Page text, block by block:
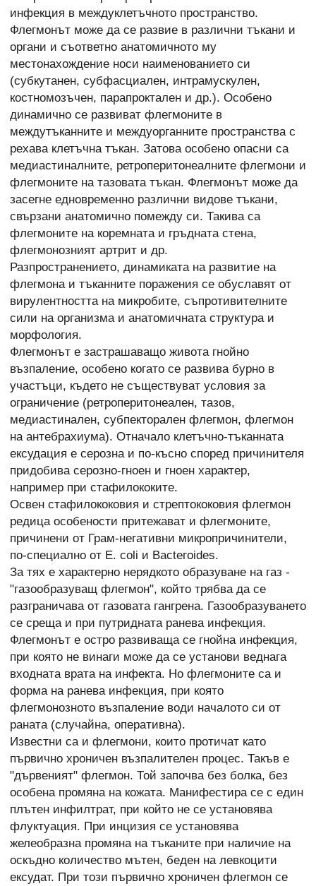
инфекция в междуклетъчното пространство.
Флегмонът може да се развие в различни тъкани и
органи и съответно анатомичното му
местонахождение носи наименованието си
(субкутанен, субфасциален, интрамускулен,
костномозъчен, парапроктален и др.). Особено
динамично се развиват флегмоните в
междутъканните и междуорганните пространства с
рехава клетъчна тъкан. Затова особено опасни са
медиастиналните, ретроперитонеалните флегмони и
флегмоните на тазовата тъкан. Флегмонът може да
засегне едновременно различни видове тъкани,
свързани анатомично помежду си. Такива са
флегмоните на коремната и гръдната стена,
флегмонозният артрит и др.
Разпространението, динамиката на развитие на
флегмона и тъканните поражения се обуславят от
вирулентността на микробите, съпротивителните
сили на организма и анатомичната структура и
морфология.
Флегмонът е застрашаващо живота гнойно
възпаление, особено когато се развива бурно в
участъци, където не съществуват условия за
ограничение (ретроперитонеален, тазов,
медиастинален, субпекторален флегмон, флегмон
на антебрахиума). Отначало клетъчно-тъканната
ексудация е серозна и по-късно според причинителя
придобива серозно-гноен и гноен характер,
например при стафилококите.
Освен стафилококовия и стрептококовия флегмон
редица особености притежават и флегмоните,
причинени от Грам-негативни микропричинители,
по-специално от Е. сoli и Васtегоides.
За тях е характерно нерядкото образуване на газ -
"газообразуващ флегмон", който трябва да се
разграничава от газовата гангрена. Газообразуването
се среща и при путридната ранева инфекция.
Флегмонът е остро развиваща се гнойна инфекция,
при която не винаги може да се установи веднага
входната врата на инфекта. Но флегмоните са и
форма на ранева инфекция, при която
флегмонозното възпаление води началото си от
раната (случайна, оперативна).
Известни са и флегмони, които протичат като
първично хроничен възпалителен процес. Такъв е
"дървеният" флегмон. Той започва без болка, без
особена промяна на кожата. Манифестира се с един
плътен инфилтрат, при който не се установява
флуктуация. При инцизия се установява
желеобразна промяна на тъканите при наличие на
оскъдно количество мътен, беден на левкоцити
ексудат. При този първично хроничен флегмон се